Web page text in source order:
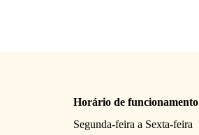
Horário de funcionamento
Segunda-feira a Sexta-feira